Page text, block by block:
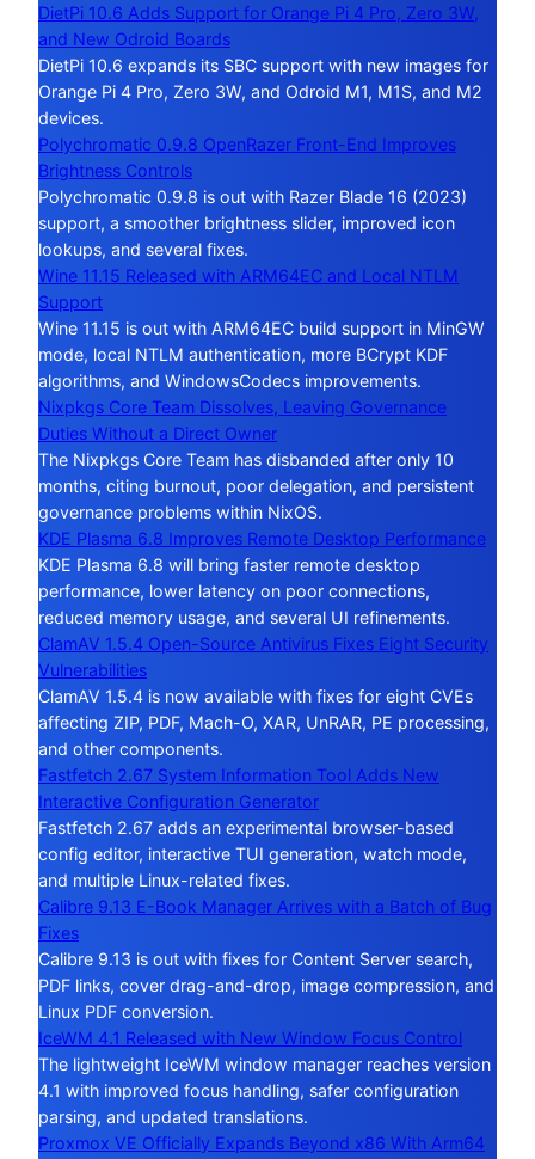
DietPi 10.6 Adds Support for Orange Pi 4 Pro, Zero 3W,
and New Odroid Boards
DietPi 10.6 expands its SBC support with new images for
Orange Pi 4 Pro, Zero 3W, and Odroid M1, M1S, and M2
devices.
Polychromatic 0.9.8 OpenRazer Front-End Improves
Brightness Controls
Polychromatic 0.9.8 is out with Razer Blade 16 (2023)
support, a smoother brightness slider, improved icon
lookups, and several fixes.
Wine 11.15 Released with ARM64EC and Local NTLM
Support
Wine 11.15 is out with ARM64EC build support in MinGW
mode, local NTLM authentication, more BCrypt KDF
algorithms, and WindowsCodecs improvements.
Nixpkgs Core Team Dissolves, Leaving Governance
Duties Without a Direct Owner
The Nixpkgs Core Team has disbanded after only 10
months, citing burnout, poor delegation, and persistent
governance problems within NixOS.
KDE Plasma 6.8 Improves Remote Desktop Performance
KDE Plasma 6.8 will bring faster remote desktop
performance, lower latency on poor connections,
reduced memory usage, and several UI refinements.
ClamAV 1.5.4 Open-Source Antivirus Fixes Eight Security
Vulnerabilities
ClamAV 1.5.4 is now available with fixes for eight CVEs
affecting ZIP, PDF, Mach-O, XAR, UnRAR, PE processing,
and other components.
Fastfetch 2.67 System Information Tool Adds New
Interactive Configuration Generator
Fastfetch 2.67 adds an experimental browser-based
config editor, interactive TUI generation, watch mode,
and multiple Linux-related fixes.
Calibre 9.13 E-Book Manager Arrives with a Batch of Bug
Fixes
Calibre 9.13 is out with fixes for Content Server search,
PDF links, cover drag-and-drop, image compression, and
Linux PDF conversion.
IceWM 4.1 Released with New Window Focus Control
The lightweight IceWM window manager reaches version
4.1 with improved focus handling, safer configuration
parsing, and updated translations.
Proxmox VE Officially Expands Beyond x86 With Arm64